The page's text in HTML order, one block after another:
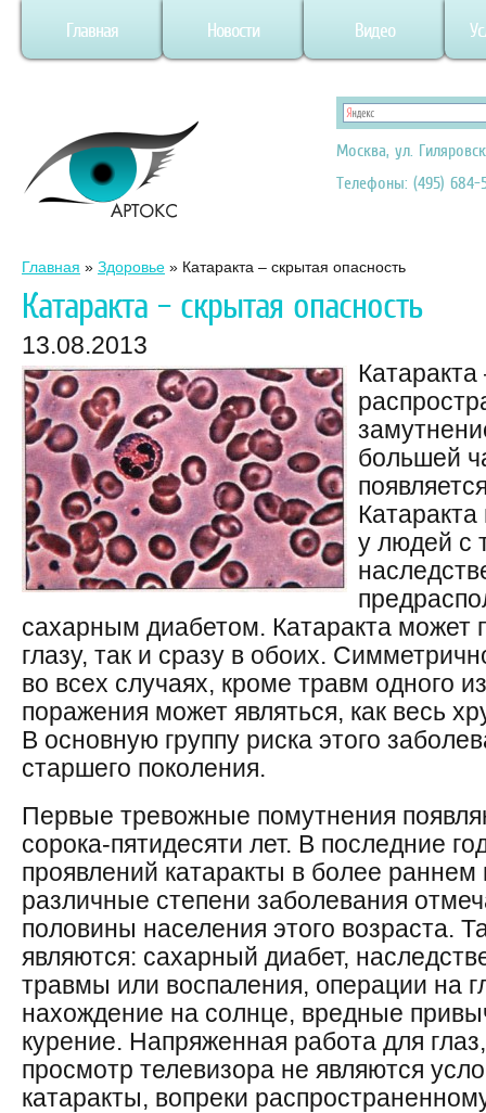
Главная Новости Видео
Москва, ул.
Телефоны: (495) 684-
Главная » Здоровье » Катаракта – скрытая опасность
Катаракта – скрытая опасность
13.08.2013
большей
у людей с
сахарным диабетом. Катаракта может
глазу, так и сразу в обоих.
во всех случаях, кроме травм одного
поражения может являться, как весь
В основную группу риска этого
старшего поколения.
Первые тревожные помутнения
сорока-пятидесяти лет. В последние
проявлений катаракты в более
различные степени заболевания
половины населения этого возраста.
являются: сахарный диабет,
травмы или воспаления, операции на
нахождение на солнце, вредные
курение. Напряженная работа для
просмотр телевизора не являются
катаракты, вопреки